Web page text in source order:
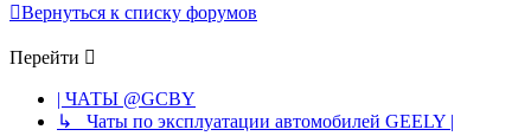
Вернуться к списку форумов
Перейти
| ЧАТЫ @GCBY
↳ Чаты по эксплуатации автомобилей GEELY |